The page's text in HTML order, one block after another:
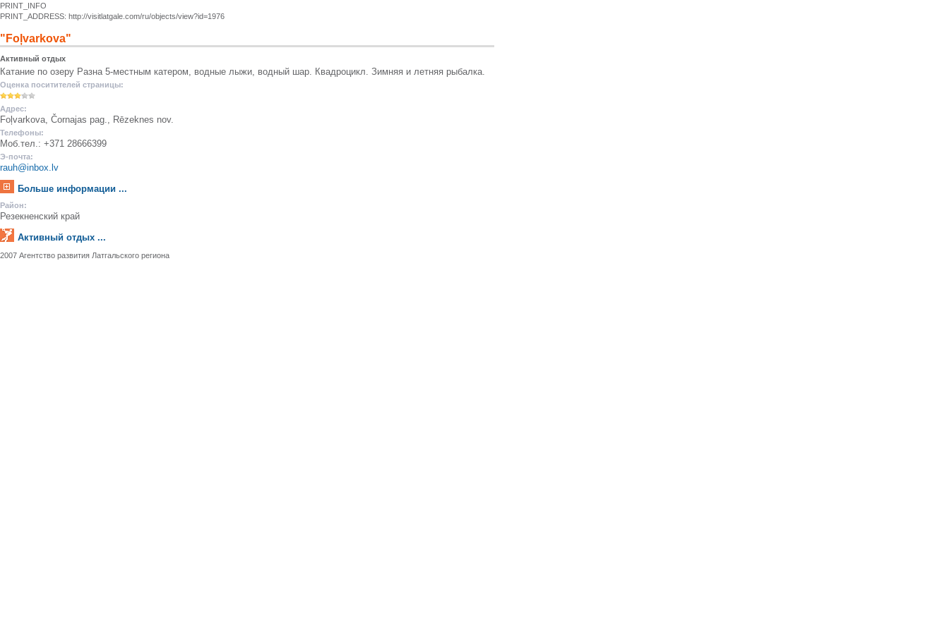
PRINT_INFO
PRINT_ADDRESS: http://visitlatgale.com/ru/objects/view?id=1976
"Foļvarkova"
Активный отдых
Катание по озеру Разна 5-местным катером, водные лыжи, водный шар. Квадрoцикл. Зимняя и летняя рыбалка.
Оценка поситителей страницы:
Адрес:
Foļvarkova, Čornajas pag., Rēzeknes nov.
Телефоны:
Моб.тел.: +371 28666399
Э-почта:
rauh@inbox.lv
Больше информации ...
Район:
Резекненский край
Активный отдых ...
2007 Агентство развития Латгальского региона